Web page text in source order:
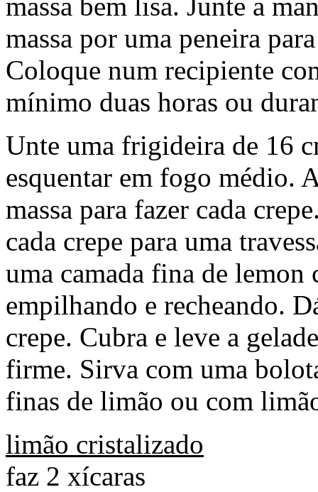
massa bem lisa. Junte a
massa por uma peneira
Coloque num recipiente
mínimo duas horas ou
Unte uma frigideira de 16
esquentar em fogo médio.
massa para fazer cada
cada crepe para uma
uma camada fina de lemon
empilhando e recheando.
crepe. Cubra e leve a
firme. Sirva com uma
finas de limão ou com
limão cristalizado
faz 2 xícaras